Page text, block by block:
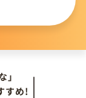
」
すめ!